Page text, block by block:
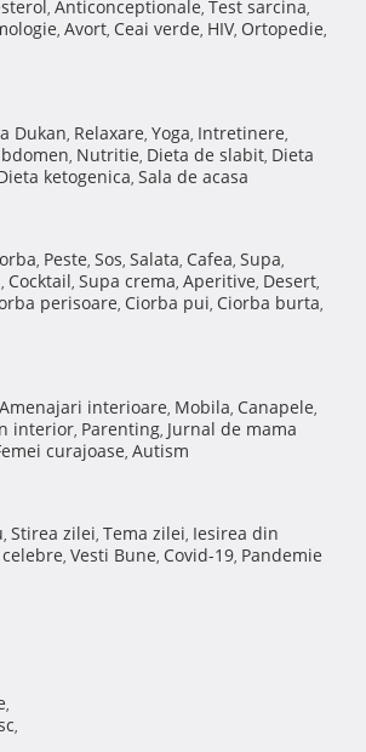
, Anticonceptionale, Test sarcina,
, Avort, Ceai verde, HIV, Ortopedie,
Dukan, Relaxare, Yoga, Intretinere,
, Nutritie, Dieta de slabit, Dieta
ketogenica, Sala de acasa
, Peste, Sos, Salata, Cafea, Supa,
, Cocktail, Supa crema, Aperitive, Desert,
perisoare, Ciorba pui, Ciorba burta,
Amenajari interioare, Mobila, Canapele,
interior, Parenting, Jurnal de mama
curajoase, Autism
, Stirea zilei, Tema zilei, Iesirea din
, Vesti Bune, Covid-19, Pandemie
,
,